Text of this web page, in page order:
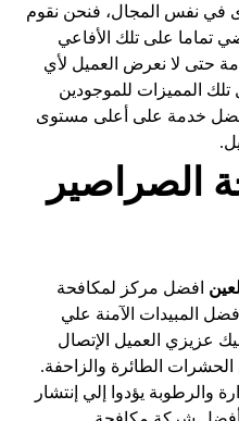
في نفس المجال، فنحن نقوم
تماما على تلك الأفاعي
حتى لا نعرض العميل لأي
المميزات للموجودين
خدمة على أعلى مستوى
الصراصير
افضل مركز لمكافحة
المبيدات الآمنة علي
عزيزي العميل الإتصال
الطائرة والزاحفة.
والرطوبة يؤدوا إلي إنتشار